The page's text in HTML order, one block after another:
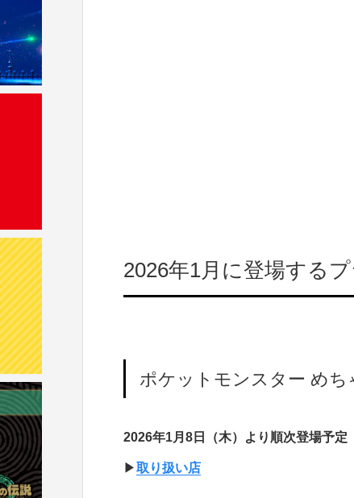
2026年1月に登場する
ポケットモンスター め
2026年1月8日（木）より順次登場予定
▶︎取り扱い店